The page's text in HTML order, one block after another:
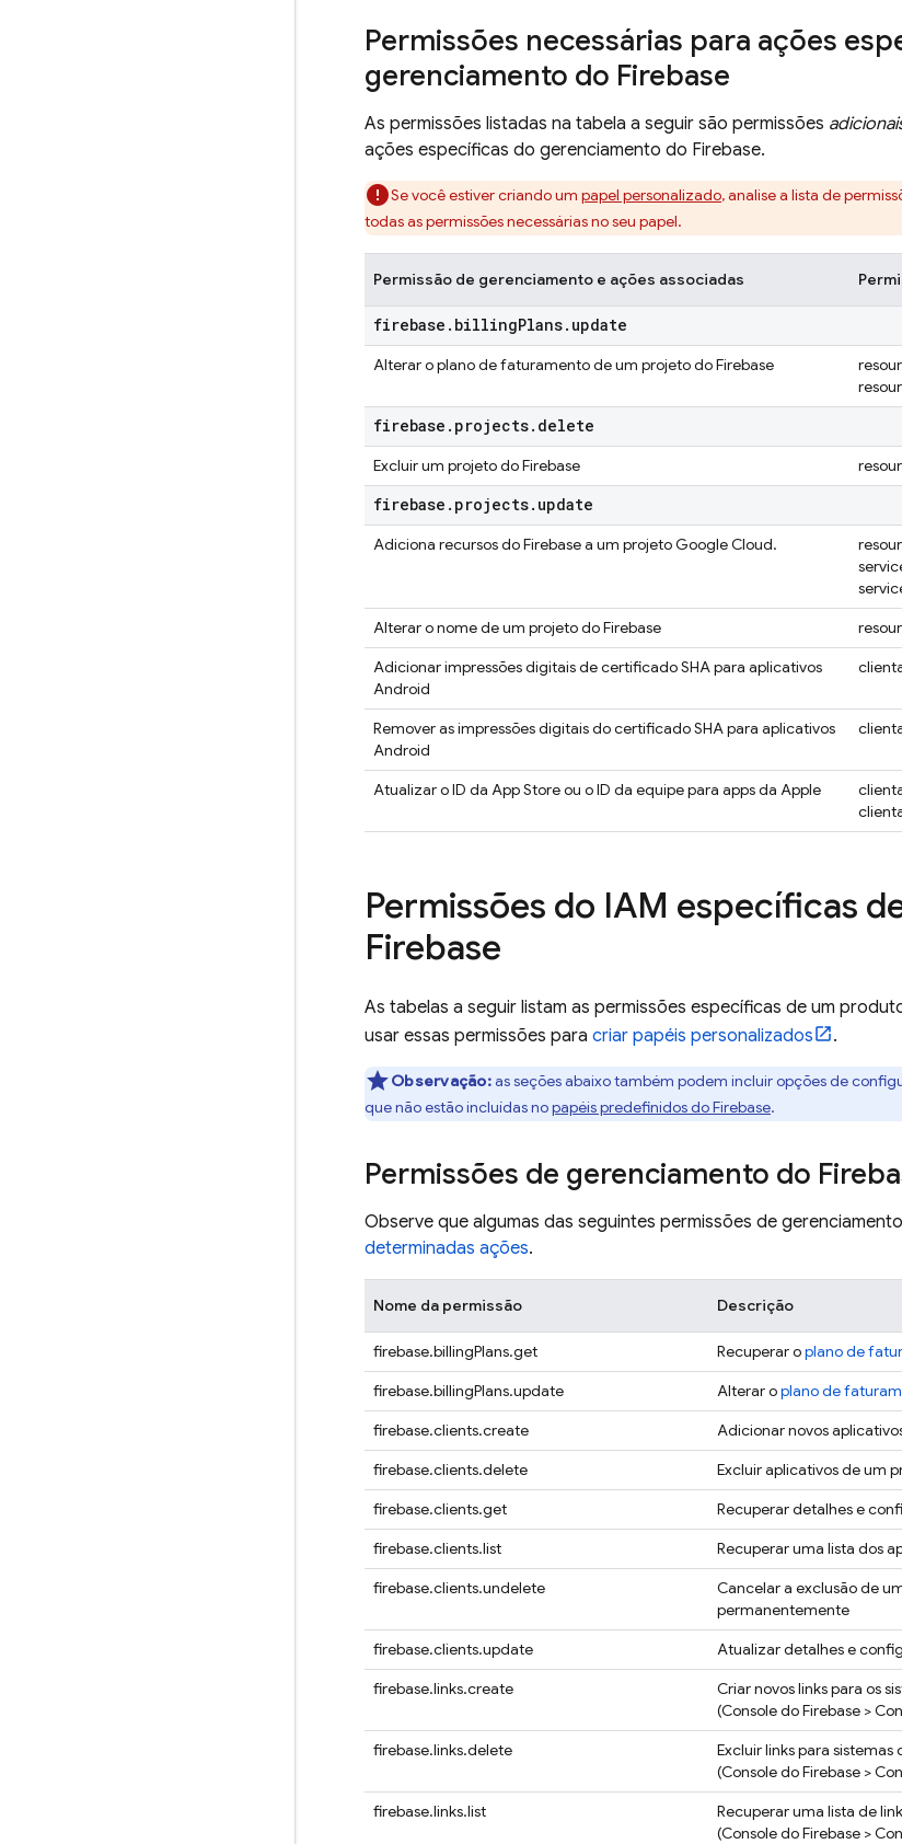
Permissões necessárias para ações
gerenciamento do Firebase
As permissões listadas na tabela a seguir são permissões
ações específicas do gerenciamento do Firebase.
Se você estiver criando um papel personalizado, analise a lista de
todas as permissões necessárias no seu papel.
Permissão de gerenciamento e ações associadas
firebase . billingPlans. update
Alterar o plano de faturamento de um projeto do Firebase
firebase . projects. delete
Excluir um projeto do Firebase
firebase . projects. update
Adiciona recursos do Firebase a um projetoGoogle Cloud.
Alterar o nome de um projeto do Firebase
Adicionar impressões digitais de certificado SHA para aplicativos
Android
Remover as impressões digitais do certificado SHA para aplicativos
Android
Atualizar o ID da App Store ou o ID da equipe para apps da Apple
Permissões do IAM específicas
Firebase
As tabelas a seguir listam as permissões específicas de um
usar essas permissões para criar papéis personalizados .
Observação:as seções abaixo também podem incluir opções de
que não estão incluídas nopapéis predefinidos do Firebase.
Permissões de gerenciamento do
Observe que algumas das seguintes permissões de gerenciamento
determinadas ações.
Nome da permissão Descrição
firebase.billingPlans.get Recuperar oplano de
firebase.billingPlans.update
Alterar oplano de
firebase.clients.create
Adicionar novos
firebase.clients.delete
Excluir aplicativos de um
firebase.clients.get
Recuperar detalhes e
firebase.clients.list
Recuperar uma lista dos
firebase.clients.undelete
Cancelar a exclusão de
permanentemente
firebase.clients.update
Atualizar detalhes e
firebase.links.create
Criar novos links para os
(Console doFirebase >
firebase.links.delete
Excluir links para sistemas
(Console doFirebase >
firebase.links.list
Recuperar uma lista de
(Console doFirebase >